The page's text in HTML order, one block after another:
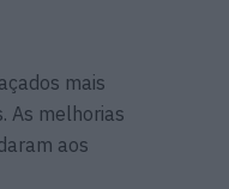
mais
As melhorias
aos